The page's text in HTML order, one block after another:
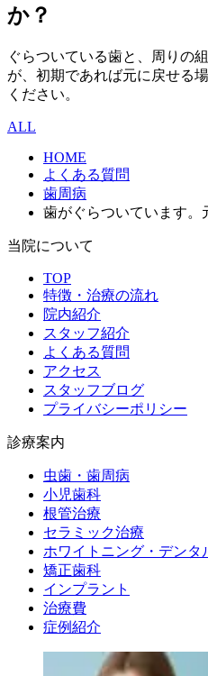
か？
ぐらついている歯と、周りの
が、初期であれば元に戻せる
ください。
ALL
HOME
よくある質問
歯周病
歯がぐらついています。
当院について
TOP
特徴・治療の流れ
院内紹介
スタッフ紹介
よくある質問
アクセス
スタッフブログ
プライバシーポリシー
診療案内
虫歯・歯周病
小児歯科
根管治療
セラミック治療
ホワイトニング・デンタ
矯正歯科
インプラント
治療費
症例紹介